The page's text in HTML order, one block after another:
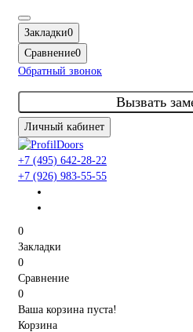
Закладки0
Сравнение0
Обратный звонок
Вызвать
Личный кабинет
+7 (495) 642-28-22
+7 (926) 983-55-55
0
Закладки
0
Сравнение
0
Ваша корзина пуста!
Корзина